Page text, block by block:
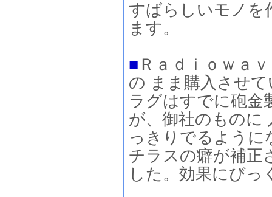
すばらしいモノを
ます。
■ Ｒａｄｉｏｗａ
の まま購入させ
ラグはすでに砲金
が、御社のものに
っきりでるように
チラスの癖が補正
した。効果にびっ